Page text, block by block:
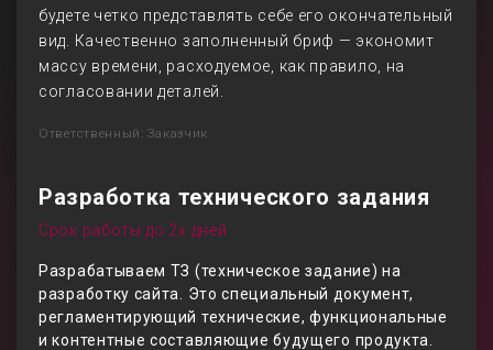
будете четко представлять себе его окончательный
вид. Качественно заполненный бриф — экономит
массу времени, расходуемое, как правило, на
согласовании деталей.
Ответственный: Заказчик
Разработка технического задания
Срок работы до 2х дней
Разрабатываем ТЗ (техническое задание) на
разработку сайта. Это специальный документ,
регламентирующий технические, функциональные
и контентные составляющие будущего продукта.